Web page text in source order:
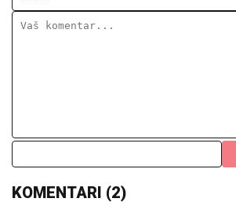
KOMENTARI (2)